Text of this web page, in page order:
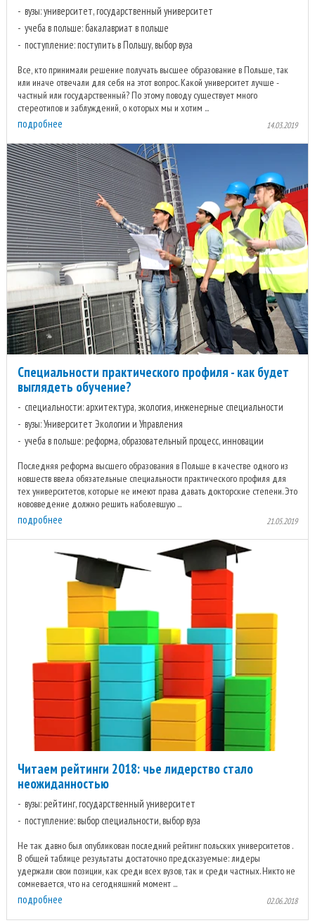
вузы: университет, государственный университет
учеба в польше: бакалавриат в польше
поступление: поступить в Польшу, выбор вуза
Все, кто принимали решение получать высшее образование в Польше, так
или иначе отвечали для себя на этот вопрос. Какой университет лучше -
частный или государственный? По этому поводу существует много
стереотипов и заблуждений, о которых мы и хотим ...
подробнее 14.03.2019
Специальности практического профиля - как будет
выглядеть обучение?
специальности: архитектура, экология, инженерные специальности
вузы: Университет Экологии и Управления
учеба в польше: реформа, образовательный процесс, инновации
Последняя реформа высшего образования в Польше в качестве одного из
новшеств ввела обязательные специальности практического профиля для
тех университетов, которые не имеют права давать докторские степени. Это
нововведение должно решить наболевшую ...
подробнее 21.05.2019
Читаем рейтинги 2018: чье лидерство стало
неожиданностью
вузы: рейтинг, государственный университет
поступление: выбор специальности, выбор вуза
Не так давно был опубликован последний рейтинг польских университетов .
В общей таблице результаты достаточно предсказуемые: лидеры
удержали свои позиции, как среди всех вузов, так и среди частных. Никто не
сомневается, что на сегодняшний момент ...
подробнее 02.06.2018